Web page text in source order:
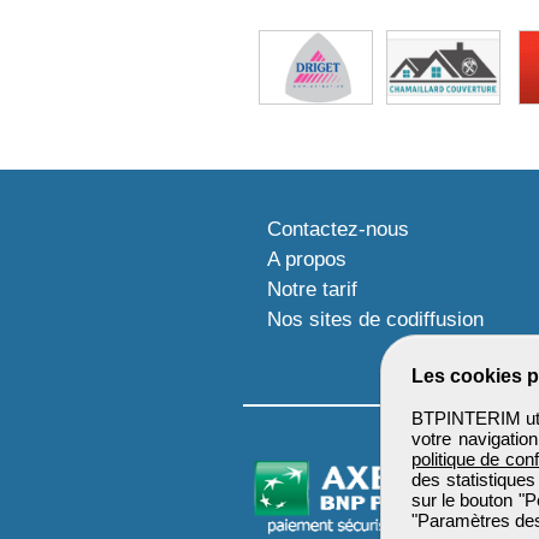
Les cookies
BTPINTERIM
votre
politique de
des
sur le bouton
"Paramètres
Contactez-nous
A propos
Notre tarif
Nos sites de codiffusion